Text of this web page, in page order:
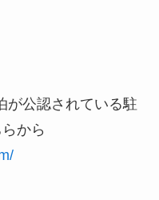
が公認されている駐
から